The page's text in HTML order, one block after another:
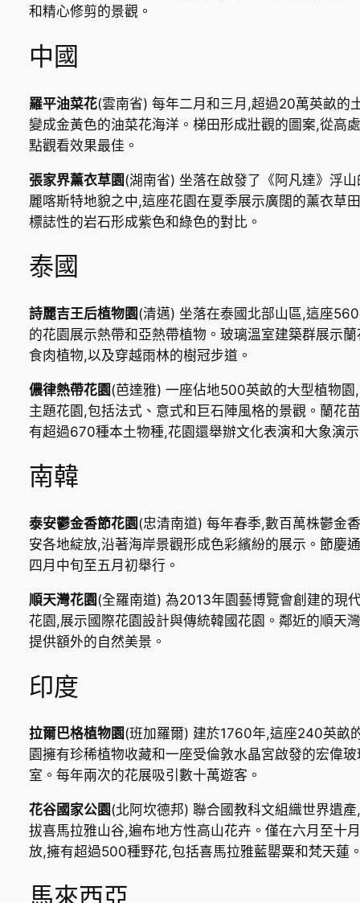
和精心修剪的景觀。
中國
羅平油菜花(雲南省) 每年二月和三月,超過20萬英畝的
變成金黃色的油菜花海洋。梯田形成壯觀的圖案,從高
點觀看效果最佳。
張家界薰衣草園(湖南省) 坐落在啟發了《阿凡達》浮山
麗喀斯特地貌之中,這座花園在夏季展示廣闊的薰衣草
標誌性的岩石形成紫色和綠色的對比。
泰國
詩麗吉王后植物園(清邁) 坐落在泰國北部山區,這座
的花園展示熱帶和亞熱帶植物。玻璃溫室建築群展示蘭
食肉植物,以及穿越雨林的樹冠步道。
儂律熱帶花園(芭達雅) 一座佔地500英畝的大型植物園
主題花園,包括法式、意式和巨石陣風格的景觀。蘭花
有超過670種本土物種,花園還舉辦文化表演和大象演
南韓
泰安鬱金香節花園(忠清南道) 每年春季,數百萬株鬱金
安各地綻放,沿著海岸景觀形成色彩繽紛的展示。節慶
四月中旬至五月初舉行。
順天灣花園(全羅南道) 為2013年園藝博覽會創建的現
花園,展示國際花園設計與傳統韓國花園。鄰近的順天
提供額外的自然美景。
印度
拉爾巴格植物園(班加羅爾) 建於1760年,這座240英畝
園擁有珍稀植物收藏和一座受倫敦水晶宮啟發的宏偉玻
室。每年兩次的花展吸引數十萬遊客。
花谷國家公園(北阿坎德邦) 聯合國教科文組織世界遺
拔喜馬拉雅山谷,遍布地方性高山花卉。僅在六月至十
放,擁有超過500種野花,包括喜馬拉雅藍罌粟和梵天蓮